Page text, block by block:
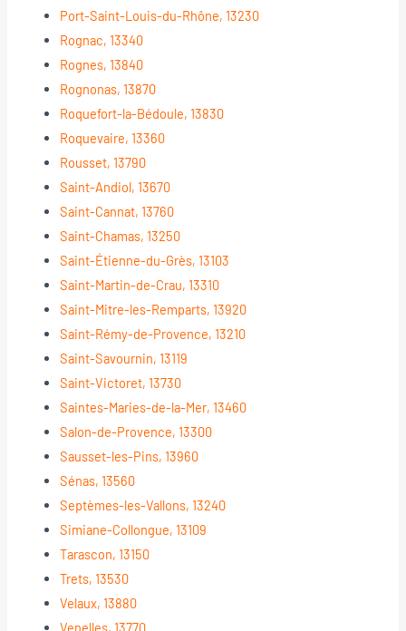
Port-Saint-Louis-du-Rhône, 13230
Rognac, 13340
Rognes, 13840
Rognonas, 13870
Roquefort-la-Bédoule, 13830
Roquevaire, 13360
Rousset, 13790
Saint-Andiol, 13670
Saint-Cannat, 13760
Saint-Chamas, 13250
Saint-Étienne-du-Grès, 13103
Saint-Martin-de-Crau, 13310
Saint-Mitre-les-Remparts, 13920
Saint-Rémy-de-Provence, 13210
Saint-Savournin, 13119
Saint-Victoret, 13730
Saintes-Maries-de-la-Mer, 13460
Salon-de-Provence, 13300
Sausset-les-Pins, 13960
Sénas, 13560
Septèmes-les-Vallons, 13240
Simiane-Collongue, 13109
Tarascon, 13150
Trets, 13530
Velaux, 13880
Venelles, 13770